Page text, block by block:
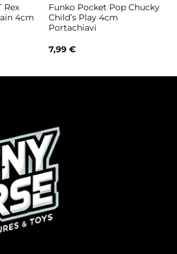
Rex
4cm
Funko Pocket Pop Chucky
Child’s Play 4cm
Portachiavi
7,99 €